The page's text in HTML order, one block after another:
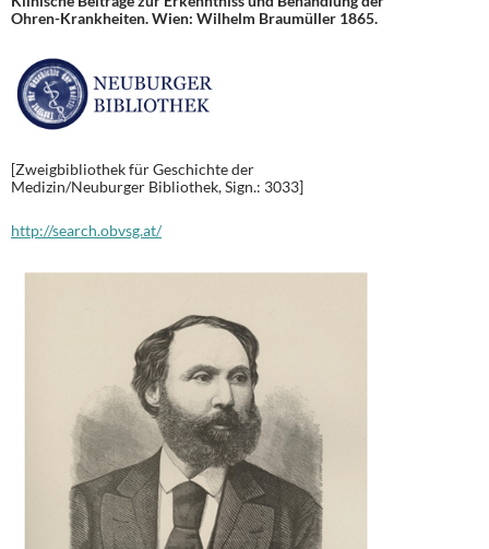
Ohren-Krankheiten. Wien: Wilhelm Braumüller 1865.
[Zweigbibliothek für Geschichte der
Medizin/Neuburger Bibliothek, Sign.: 3033]
http://search.obvsg.at/